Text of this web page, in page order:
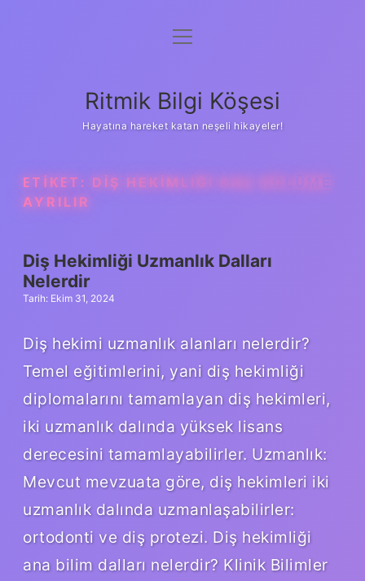
Anasayfa
Yasal Uyarı
menüyü
Ritmik Bilgi Köşesi
Hayatına hareket katan neşeli hikayeler!
ETIKET: DIŞ HEKIMLIĞI KAÇ BÖLÜME
AYRILIR
Diş Hekimliği Uzmanlık Dalları
Nelerdir
Tarih: Ekim 31, 2024
Diş hekimi uzmanlık alanları nelerdir?
Temel eğitimlerini, yani diş hekimliği
diplomalarını tamamlayan diş hekimleri,
iki uzmanlık dalında yüksek lisans
derecesini tamamlayabilirler. Uzmanlık:
Mevcut mevzuata göre, diş hekimleri iki
uzmanlık dalında uzmanlaşabilirler:
ortodonti ve diş protezi. Diş hekimliği
ana bilim dalları nelerdir? Klinik Bilimler